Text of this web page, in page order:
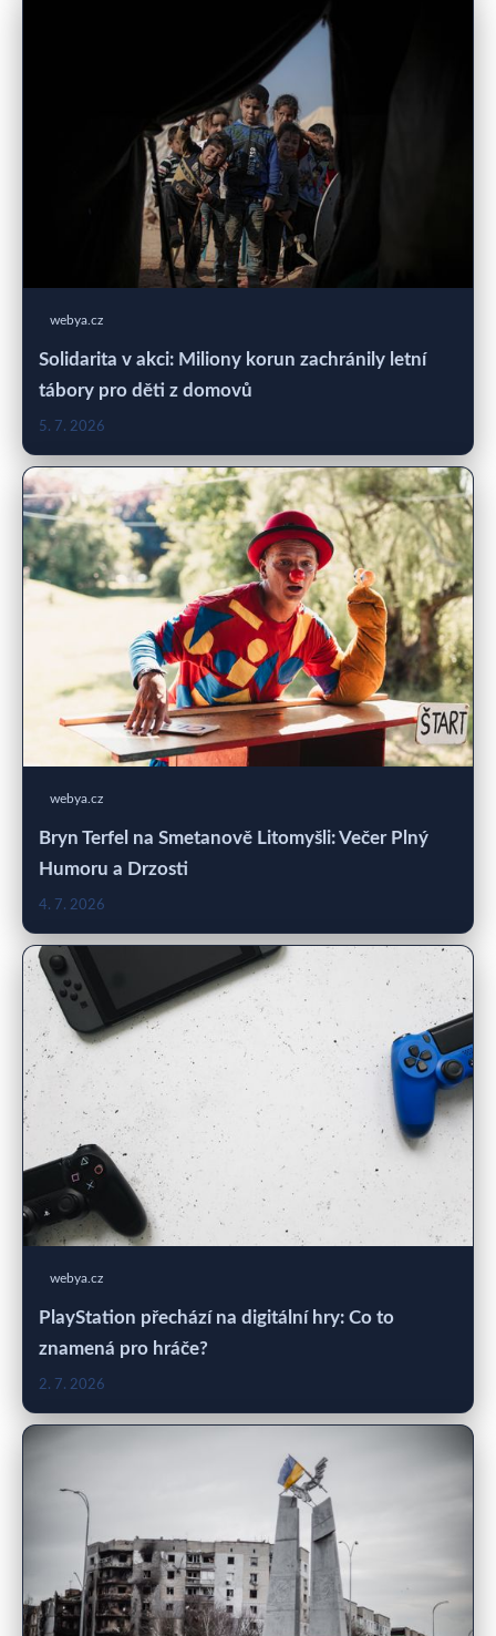
webya.cz
Solidarita v akci: Miliony korun zachránily letní
tábory pro děti z domovů
5. 7. 2026
webya.cz
Bryn Terfel na Smetanově Litomyšli: Večer Plný
Humoru a Drzosti
4. 7. 2026
webya.cz
PlayStation přechází na digitální hry: Co to
znamená pro hráče?
2. 7. 2026